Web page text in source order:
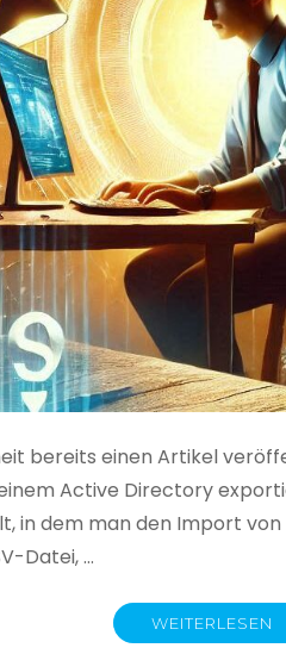
bereits einen Artikel
Active Directory
in dem man den Import
Datei, …
WEITERLESEN